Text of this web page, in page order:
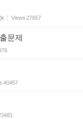
Views 27657
문제
40457